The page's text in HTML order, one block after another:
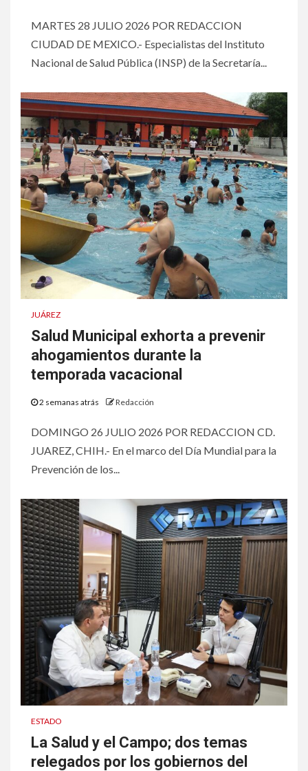
MARTES 28 JULIO 2026 POR REDACCION
CIUDAD DE MEXICO.- Especialistas del Instituto
Nacional de Salud Pública (INSP) de la Secretaría...
JUÁREZ
Salud Municipal exhorta a prevenir
ahogamientos durante la
temporada vacacional
2 semanas atrás Redacción
DOMINGO 26 JULIO 2026 POR REDACCION CD.
JUAREZ, CHIH.- En el marco del Día Mundial para la
Prevención de los...
ESTADO
La Salud y el Campo; dos temas
relegados por los gobiernos del